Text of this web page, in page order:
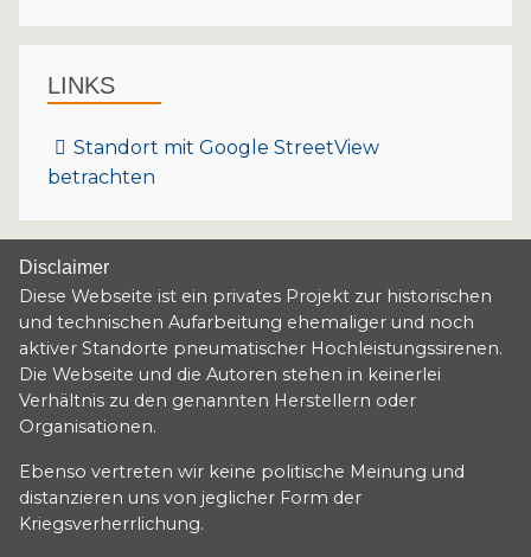
LINKS
Standort mit Google StreetView
betrachten
Disclaimer
Diese Webseite ist ein privates Projekt zur historischen
und technischen Aufarbeitung ehemaliger und noch
aktiver Standorte pneumatischer Hochleistungssirenen.
Die Webseite und die Autoren stehen in keinerlei
Verhältnis zu den genannten Herstellern oder
Organisationen.
Ebenso vertreten wir keine politische Meinung und
distanzieren uns von jeglicher Form der
Kriegsverherrlichung.